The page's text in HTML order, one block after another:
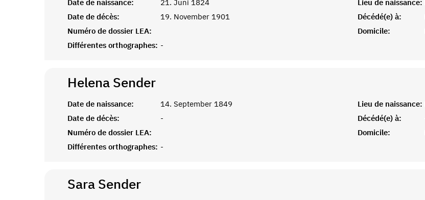
Date de naissance: 21. Juni 1824 Lieu de naissance:
Date de décès:
19. November 1901 Décédé(e) à:
Numéro de dossier LEA:
Domicile:
Différentes orthographes: -
Helena Sender
Date de naissance: 14. September 1849 Lieu de naissance:
Date de décès:
- Décédé(e) à:
Numéro de dossier LEA:
Domicile:
Différentes orthographes: -
Sara Sender